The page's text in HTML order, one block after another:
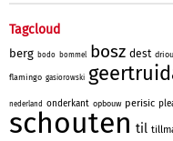
Tagcloud
berg bodo bommel bosz dest
flamingo gasiorowski
nederland onderkant opbouw perisic
schouten til